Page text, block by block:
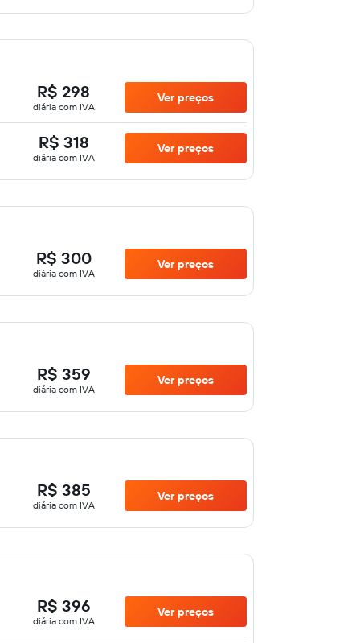
R$ 298
diária com IVA
Ver preços
R$ 318
diária com IVA
Ver preços
R$ 300
diária com IVA
Ver preços
R$ 359
diária com IVA
Ver preços
R$ 385
diária com IVA
Ver preços
R$ 396
diária com IVA
Ver preços